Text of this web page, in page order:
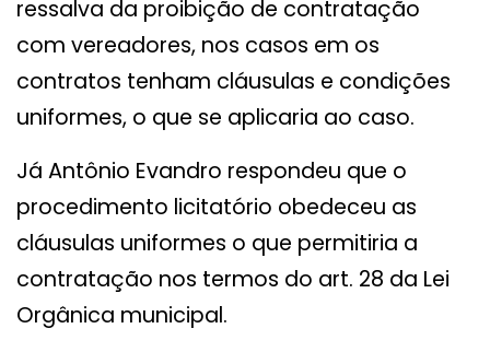
ressalva da proibição de contratação
com vereadores, nos casos em os
contratos tenham cláusulas e condições
uniformes, o que se aplicaria ao caso.
Já Antônio Evandro respondeu que o
procedimento licitatório obedeceu as
cláusulas uniformes o que permitiria a
contratação nos termos do art. 28 da Lei
Orgânica municipal.